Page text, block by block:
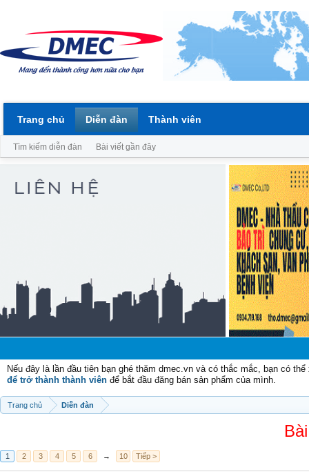
Nếu đây là lần đầu tiên bạn ghé thăm dmec.vn và có thắc mắc, bạn có
để trở thành thành viên để bắt đầu đăng bán sản phẩm của mình.
Trang chủ Diễn đàn
1 2 3 4 5 6 → 10 Tiếp >
Trang chủ Diễn đàn
Tìm kiếm diễn đàn Bài viết gần đây
Thành viên